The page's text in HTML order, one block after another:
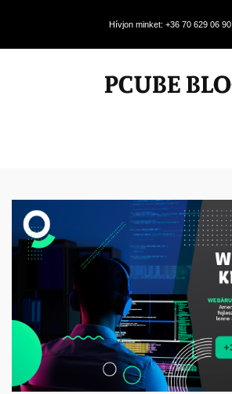
Hívjon minket: +36 70 629 06 90